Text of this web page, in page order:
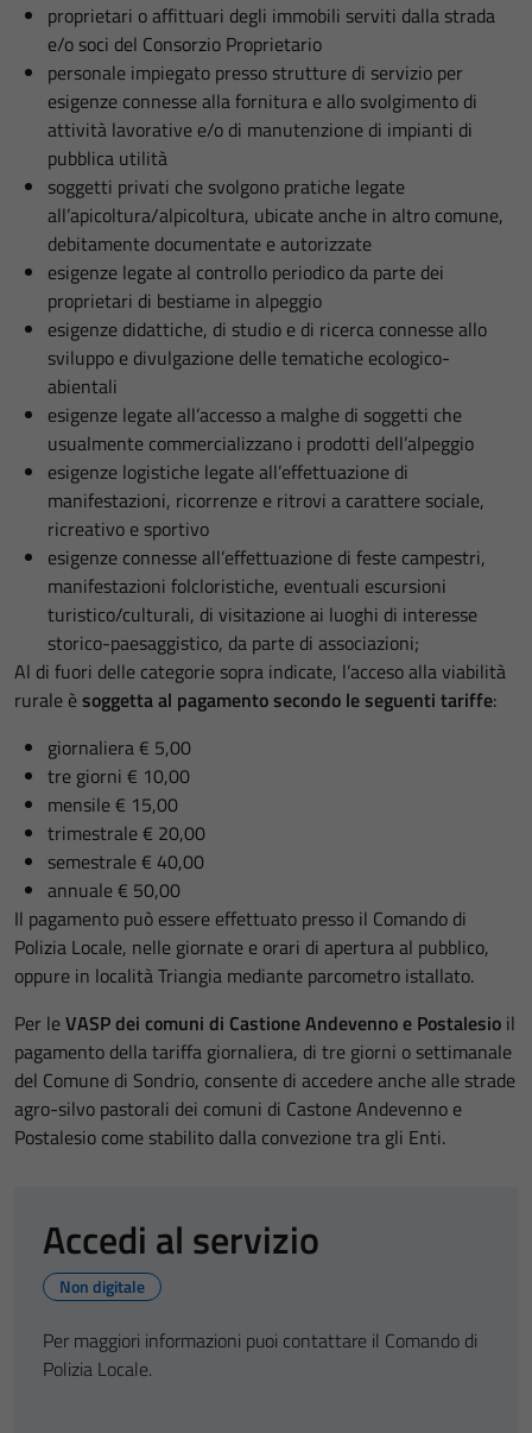
proprietari o affittuari degli immobili serviti dalla strada
e/o soci del Consorzio Proprietario
personale impiegato presso strutture di servizio per
esigenze connesse alla fornitura e allo svolgimento di
attività lavorative e/o di manutenzione di impianti di
pubblica utilità
soggetti privati che svolgono pratiche legate
all’apicoltura/alpicoltura, ubicate anche in altro comune,
debitamente documentate e autorizzate
esigenze legate al controllo periodico da parte dei
proprietari di bestiame in alpeggio
esigenze didattiche, di studio e di ricerca connesse allo
sviluppo e divulgazione delle tematiche ecologico-
abientali
esigenze legate all’accesso a malghe di soggetti che
usualmente commercializzano i prodotti dell’alpeggio
esigenze logistiche legate all’effettuazione di
manifestazioni, ricorrenze e ritrovi a carattere sociale,
ricreativo e sportivo
esigenze connesse all’effettuazione di feste campestri,
manifestazioni folcloristiche, eventuali escursioni
turistico/culturali, di visitazione ai luoghi di interesse
storico-paesaggistico, da parte di associazioni;
Al di fuori delle categorie sopra indicate, l’acceso alla viabilità
rurale èsoggetta al pagamento secondo le seguenti tariffe:
giornaliera € 5,00
tre giorni € 10,00
mensile € 15,00
trimestrale € 20,00
semestrale € 40,00
annuale € 50,00
Il pagamento può essere effettuato presso il Comando di
Polizia Locale, nelle giornate e orari di apertura al pubblico,
oppure in località Triangia mediante parcometro istallato.
Per leVASP dei comuni di Castione Andevenno e Postalesio il
pagamento della tariffa giornaliera, di tre giorni o settimanale
del Comune di Sondrio, consente di accedere anche alle strade
agro-silvo pastorali dei comuni di Castone Andevenno e
Postalesio come stabilito dalla convezione tra gli Enti.
Accedi al servizio
Non digitale
Per maggiori informazioni puoi contattare il Comando di
Polizia Locale.